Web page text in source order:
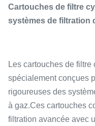
Cartouches de filtre
systèmes de filtration
Les cartouches de
spécialement conçues
rigoureuses des
à gaz.Ces cartouches
filtration avancée avec